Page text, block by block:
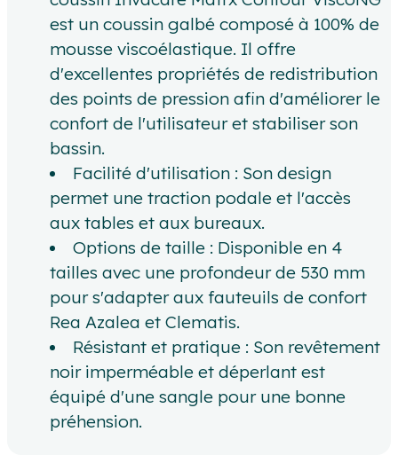
est un coussin galbé composé à 100% de
mousse viscoélastique. Il offre
d'excellentes propriétés de redistribution
des points de pression afin d'améliorer le
confort de l'utilisateur et stabiliser son
bassin.
Facilité d'utilisation : Son design
permet une traction podale et l'accès
aux tables et aux bureaux.
Options de taille : Disponible en 4
tailles avec une profondeur de 530 mm
pour s'adapter aux fauteuils de confort
Rea Azalea et Clematis.
Résistant et pratique : Son revêtement
noir imperméable et déperlant est
équipé d'une sangle pour une bonne
préhension.